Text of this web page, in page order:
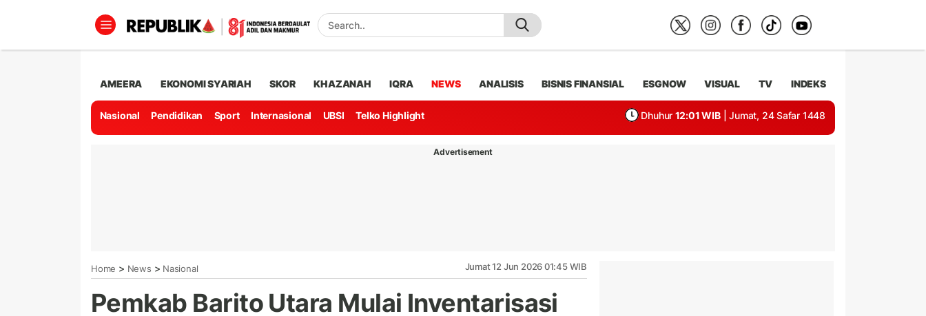
AMEERA EKONOMI SYARIAH SKOR KHAZANAH IQRA NEWS ANALISIS BISNIS FINANSIAL ESGNOW VISUAL TV INDEKS
Nasional Pendidikan Sport Internasional UBSI Telko Highlight Dhuhur 12:01 WIB | Jumat, 24 Safar 1448
Advertisement
Home > News > Nasional Jumat 12 Jun 2026 01:45 WIB
Pemkab Barito Utara Mulai Inventarisasi